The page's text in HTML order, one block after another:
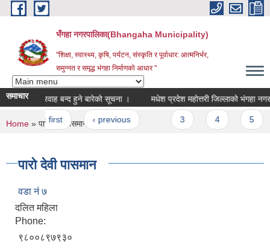
Skip to main content
भँगहा नगरपालिका(Bhangaha Municipality)
"शिक्षा, स्वास्थ्य, कृषि, पर्यटन, संस्कृति र पूर्वाधार: आत्मनिर्भर,
समुन्नत र समृद्ध भंगहा निर्माणको आधार "
समाचार
सेवा प्रवाह बन्द हुने बारेको सूचना ।
Pages
« first ‹ previous
You are here
Home » पारो देवी पासमान
पारो देवी पासमान
वडा नं ७
दलित महिला
Phone:
९८००८९७९३०